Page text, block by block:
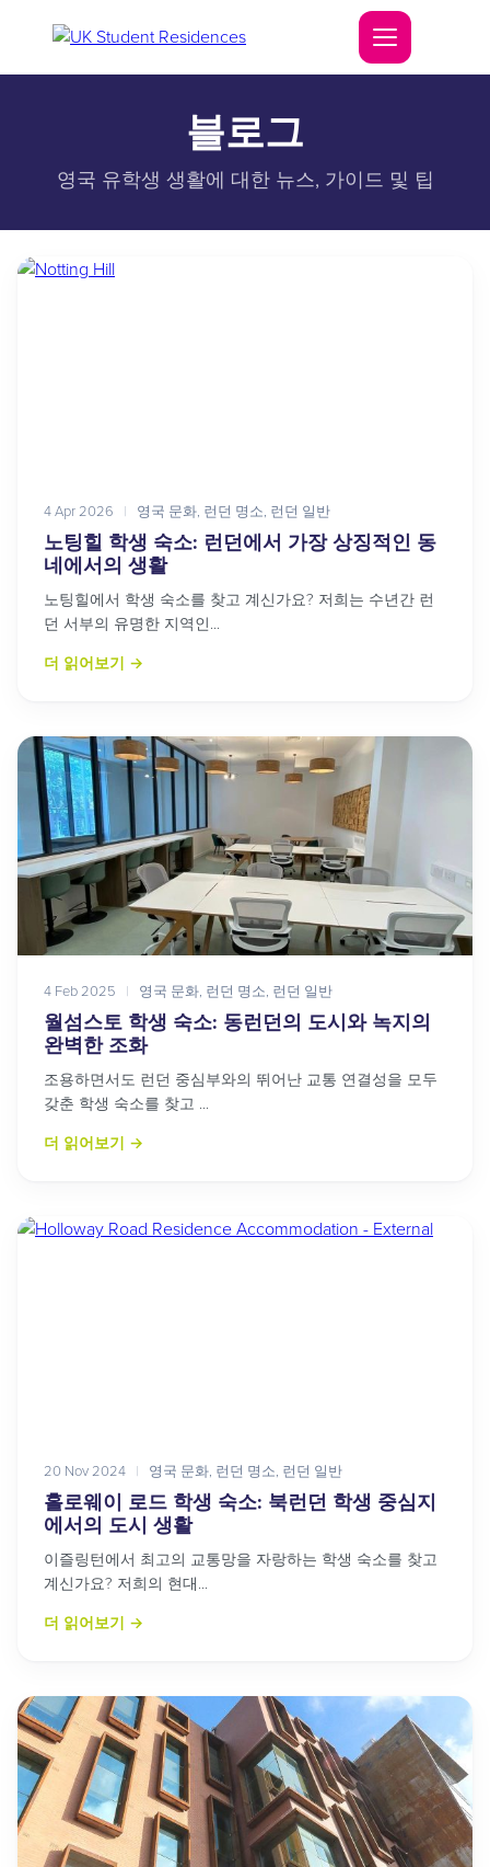
블로그
영국 유학생 생활에 대한 뉴스, 가이드 및 팁
4 Apr 2026 | 영국 문화, 런던 명소, 런던 일반
노팅힐 학생 숙소: 런던에서 가장 상징적인 동
네에서의 생활
노팅힐에서 학생 숙소를 찾고 계신가요? 저희는 수년간 런
던 서부의 유명한 지역인...
더 읽어보기 →
4 Feb 2025 | 영국 문화, 런던 명소, 런던 일반
월섬스토 학생 숙소: 동런던의 도시와 녹지의
완벽한 조화
조용하면서도 런던 중심부와의 뛰어난 교통 연결성을 모두
갖춘 학생 숙소를 찾고 ...
더 읽어보기 →
20 Nov 2024 | 영국 문화, 런던 명소, 런던 일반
홀로웨이 로드 학생 숙소: 북런던 학생 중심지
에서의 도시 생활
이즐링턴에서 최고의 교통망을 자랑하는 학생 숙소를 찾고
계신가요? 저희의 현대...
더 읽어보기 →